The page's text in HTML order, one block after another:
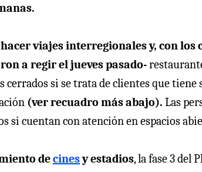
viajes interregionales y, con
a regir el jueves pasado-
cerrados si se trata de clientes que tiene
(ver recuadro más abajo). Las
si cuentan con atención en espacios
decinesy estadios, la fase 3 del